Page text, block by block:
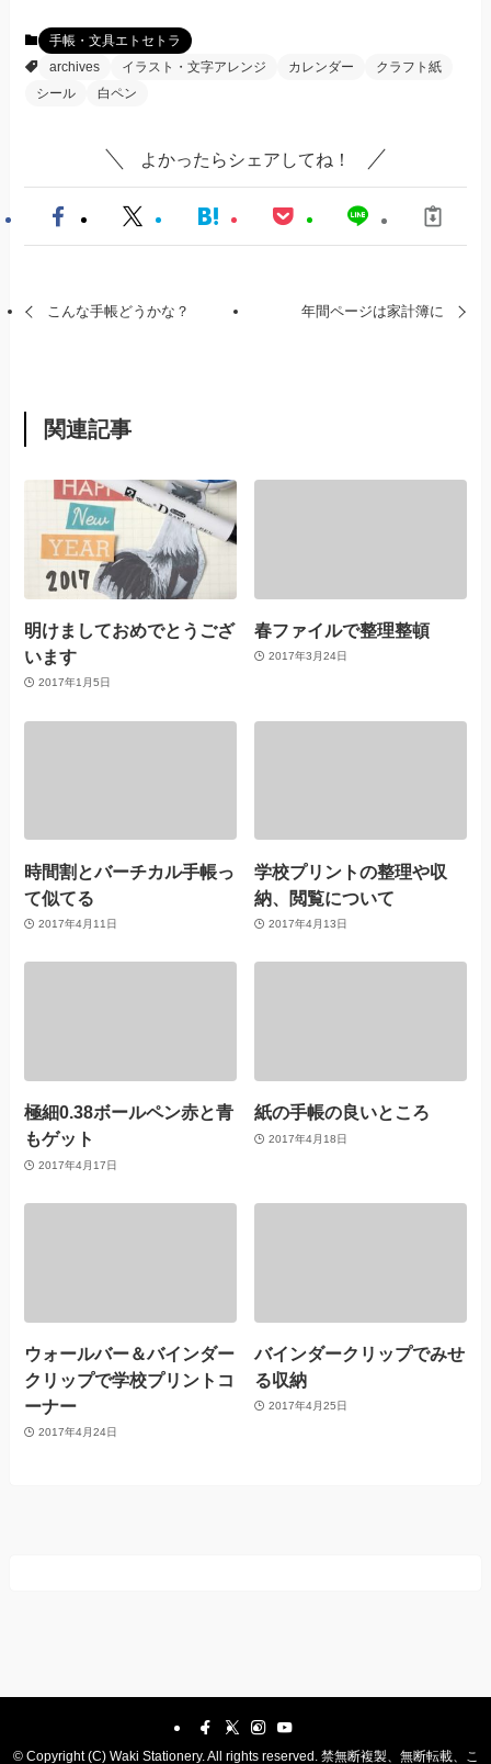
手帳・文具エトセトラ
archives
イラスト・文字アレンジ カレンダー
クラフト紙
シール
白ペン
よかったらシェアしてね！
こんな手帳どうかな？ 年間ページは家計簿に
関連記事
明けましておめでとうござ
います
2017年1月5日
春ファイルで整理整頓
2017年3月24日
時間割とバーチカル手帳っ
て似てる
2017年4月11日
学校プリントの整理や収
納、閲覧について
2017年4月13日
極細0.38ボールペン赤と青
もゲット
2017年4月17日
紙の手帳の良いところ
2017年4月18日
ウォールバー＆バインダー
クリップで学校プリントコ
ーナー
2017年4月24日
バインダークリップでみせ
る収納
2017年4月25日
©Copyright (C) Waki Stationery. All rights reserved. 禁無断複製、無断転載、こ